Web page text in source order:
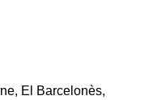
El Barcelonès,